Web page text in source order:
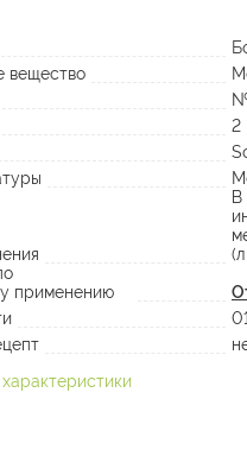
вещество
2
В
применению